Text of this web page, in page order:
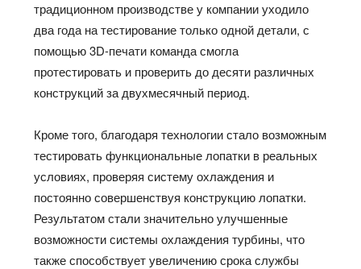
традиционном производстве у компании уходило
два года на тестирование только одной детали, с
помощью 3D-печати команда смогла
протестировать и проверить до десяти различных
конструкций за двухмесячный период.
Кроме того, благодаря технологии стало возможным
тестировать функциональные лопатки в реальных
условиях, проверяя систему охлаждения и
постоянно совершенствуя конструкцию лопатки.
Результатом стали значительно улучшенные
возможности системы охлаждения турбины, что
также способствует увеличению срока службы